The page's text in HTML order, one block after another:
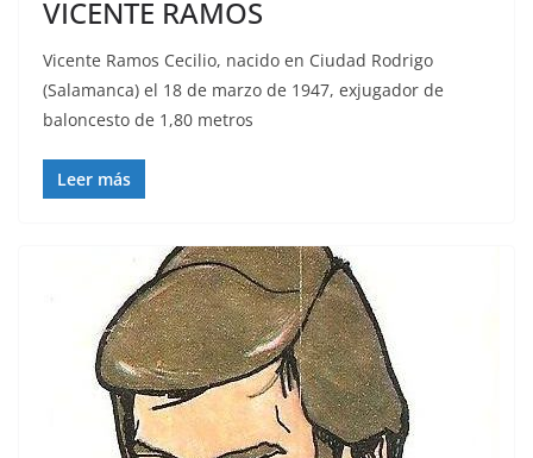
VICENTE RAMOS
Vicente Ramos Cecilio, nacido en Ciudad Rodrigo
(Salamanca) el 18 de marzo de 1947, exjugador de
baloncesto de 1,80 metros
Leer más